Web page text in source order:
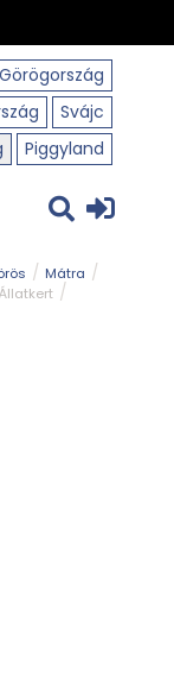
Görögország
Svájc
Piggyland
Mátra
Állatkert